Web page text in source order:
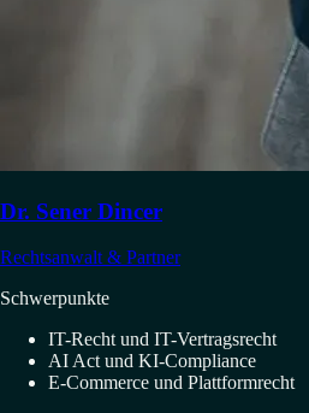
Dr. Sener Dincer
Rechtsanwalt & Partner
Schwerpunkte
IT-Recht und IT-Vertragsrecht
AI Act und KI-Compliance
E-Commerce und Plattformrecht